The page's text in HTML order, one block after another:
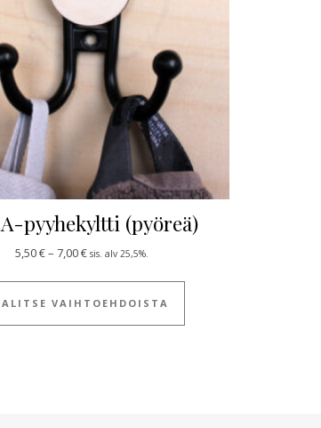
muunnelma. Voit tehdä valinnat tuotteen sivulla.
pyyhekyltti (pyöreä)
5,50€– 7,00€Hintaluokka: 5,50 € - 7,00 €
sis. alv 25,5%.
VAIHTOEHDOISTA
Tällä tuotteella on